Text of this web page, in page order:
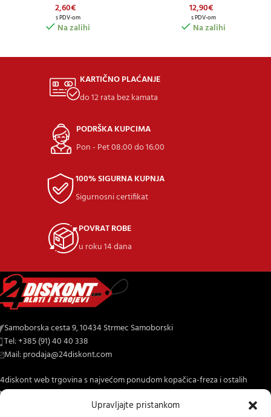
Upravljajte pristankom
2,60€
s PDV-om
Na zalihi
12,90€
s PDV-om
Na zalihi
KARTIČNO PLAĆANJE
do 12 rata bez kamata
PODRŠKA KUPCIMA
Pon - Pet 08:00 do 16:00
100% SIGURNA KUPNJA
Sigurnosni certifikat
POVRAT ROBE
u roku 14 dana
Samoborska cesta 9, 10434 Strmec Samoborski
Tel: +385 (91) 40 40 338
Mail: prodaja@24diskont.com
web trgovina s najvećom ponudom kopačica-freza i ostalih
za dom i vrt.